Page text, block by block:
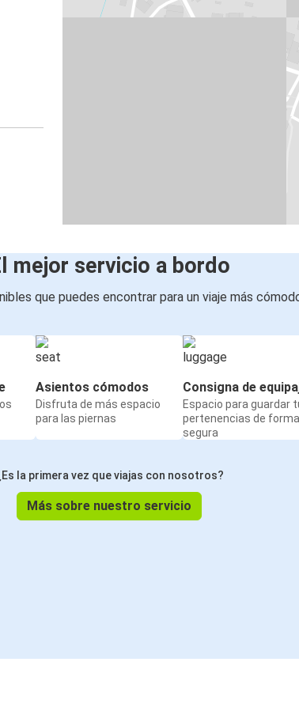
mejor servicio a bordo
que puedes encontrar para un viaje más
Asientos cómodos
Disfruta de más espacio
para las piernas
Consigna de
Espacio para guardar
pertenencias de forma
segura
la primera vez que viajas con nosotros?
Más sobre nuestro servicio